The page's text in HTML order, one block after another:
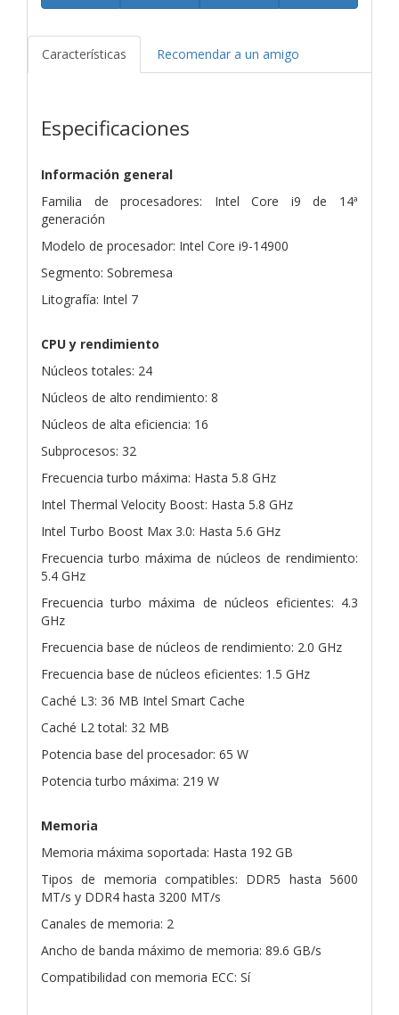
Características Recomendar a un amigo
Especificaciones
Información general
Familia de procesadores: Intel Core i9 de 14ª
generación
Modelo de procesador: Intel Core i9-14900
Segmento: Sobremesa
Litografía: Intel 7
CPU y rendimiento
Núcleos totales: 24
Núcleos de alto rendimiento: 8
Núcleos de alta eficiencia: 16
Subprocesos: 32
Frecuencia turbo máxima: Hasta 5.8 GHz
Intel Thermal Velocity Boost: Hasta 5.8 GHz
Intel Turbo Boost Max 3.0: Hasta 5.6 GHz
Frecuencia turbo máxima de núcleos de rendimiento:
5.4 GHz
Frecuencia turbo máxima de núcleos eficientes: 4.3
GHz
Frecuencia base de núcleos de rendimiento: 2.0 GHz
Frecuencia base de núcleos eficientes: 1.5 GHz
Caché L3: 36 MB Intel Smart Cache
Caché L2 total: 32 MB
Potencia base del procesador: 65 W
Potencia turbo máxima: 219 W
Memoria
Memoria máxima soportada: Hasta 192 GB
Tipos de memoria compatibles: DDR5 hasta 5600
MT/s y DDR4 hasta 3200 MT/s
Canales de memoria: 2
Ancho de banda máximo de memoria: 89.6 GB/s
Compatibilidad con memoria ECC: Sí